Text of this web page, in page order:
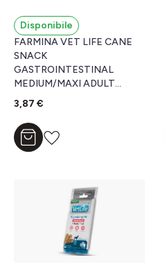
Disponibile
FARMINA VET LIFE CANE
SNACK
GASTROINTESTINAL
MEDIUM/MAXI ADULT
110GR
3,87 €
Aggiungi al carrello